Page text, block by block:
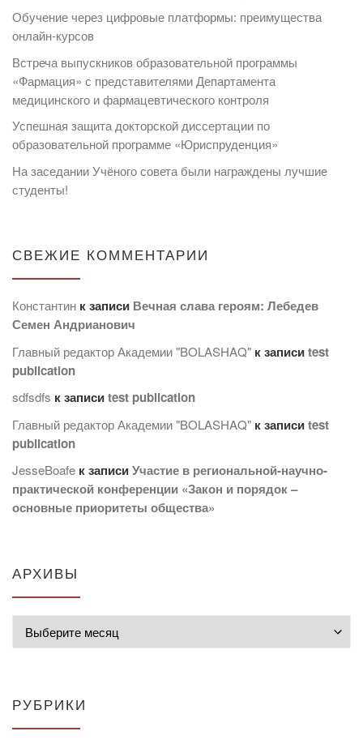
Обучение через цифровые платформы: преимущества
онлайн-курсов
Встреча выпускников образовательной программы
«Фармация» с представителями Департамента
медицинского и фармацевтического контроля
Успешная защита докторской диссертации по
образовательной программе «Юриспруденция»
На заседании Учёного совета были награждены лучшие
студенты!
СВЕЖИЕ КОММЕНТАРИИ
Константин к записи Вечная слава героям: Лебедев
Семен Андрианович
Главный редактор Академии "BOLASHAQ" к записиtest
publication
sdfsdfs к записиtest publication
Главный редактор Академии "BOLASHAQ" к записиtest
publication
JesseBoafe к записиУчастие в региональной-научно-
практической конференции «Закон и порядок –
основные приоритеты общества»
АРХИВЫ
РУБРИКИ